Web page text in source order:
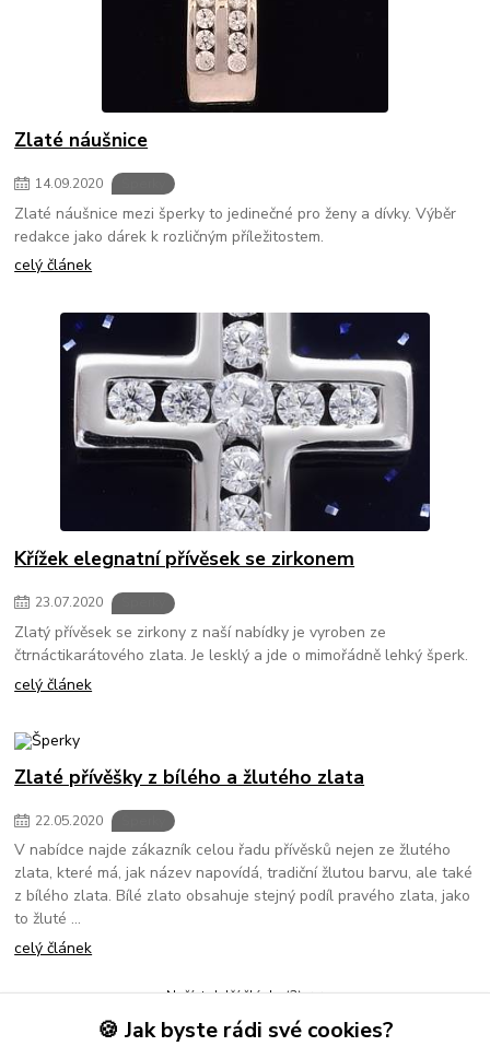
Zlaté náušnice
14.09.2020
Zlaté náušnice mezi šperky to jedinečné pro ženy a dívky. Výběr
redakce jako dárek k rozličným příležitostem.
celý článek
Křížek elegnatní přívěsek se zirkonem
23.07.2020
Zlatý přívěsek se zirkony z naší nabídky je vyroben ze
čtrnáctikarátového zlata. Je lesklý a jde o mimořádně lehký šperk.
celý článek
Zlaté přívěšky z bílého a žlutého zlata
22.05.2020
V nabídce najde zákazník celou řadu přívěsků nejen ze žlutého
zlata, které má, jak název napovídá, tradiční žlutou barvu, ale také
z bílého zlata. Bílé zlato obsahuje stejný podíl pravého zlata, jako
to žluté ...
celý článek
Načíst další články (3)
strana z 2 další
🍪 Jak byste rádi své cookies?